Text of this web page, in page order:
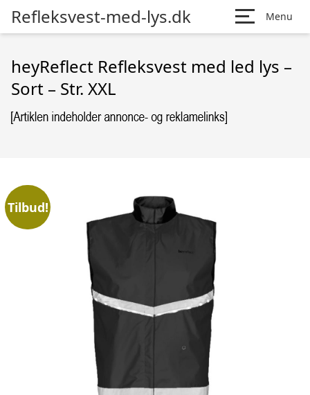
Refleksvest-med-lys.dk Menu
heyReflect Refleksvest med led lys –
Sort – Str. XXL
Tilbud!